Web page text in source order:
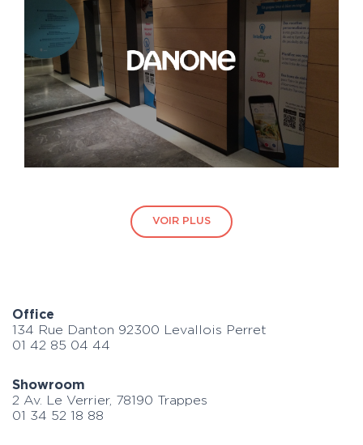
VOIR PLUS
Office
134 Rue Danton 92300 Levallois Perret
01 42 85 04 44
Showroom
2 Av. Le Verrier, 78190 Trappes
01 34 52 18 88